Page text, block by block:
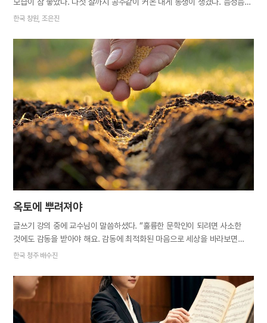
난 머리카락에 빨간 볼이 터질 것 같던 동생은 간절히 손자를 바라던
지나고 엄마 배가 또 불러왔다. 위에서 보면 발도 보이지 않을 것 같은 남산
같은 배를 하고 퉁퉁 부은 얼굴로 유치원 행사에 온 엄마가 살짝 창피했다.
‘다른 엄마들은 예쁘게 하고 왔는데⋯.’ 엄마의 배가 그렇게 컸던 것은
그다음으로 태어난 동생이 쌍둥이였기 때문이었다. 그것도 딸 쌍둥이.
그때부터 엄마의 고난이 시작되었다. 하루 종일 빽빽 울어대는 갓난아기
둘도 모자라 말 잘 듣던 둘째까지 동생들에게 샘을 내는지 아무 곳에나
대소변을 누었고 하루 종일 징징거리면서 엄마 뒤꽁무니만 쫓아다녔다.
그때마다 나는 조용히 방으로 들어가 책을 읽고는 했다. 가끔 새벽에…
한국 창원, 조은진
옥토에 뿌려져야
글쓰기 강의 중에 교수님이 말씀하셨다. “훌륭한 문학인이 되려면 사소한
것에도 감동을 받아야 해요. 감동에 최적화된 마음으로 세상을 바라보면
좋은 작품을 창작할 수 있어요.” 글의 소재는 주어지는 것이 아니라 스스로
작은 것에도 감동하는 마음이라야 소재를 발견해 훌륭한 글을 쓸 수 있다는
말씀이었다. 비단 글쓰기에만 해당하는 말은 아닌 것 같다. 같은 씨앗이라도
어떤 밭에 뿌려지느냐에 따라 엄청난 결실의 차이가 난다는 성경 말씀이
떠올랐으니까(마 13장 3~8절). 무슨 일이든 원하는 결과를 얻고 싶다면 마음
한국 청주 배수진